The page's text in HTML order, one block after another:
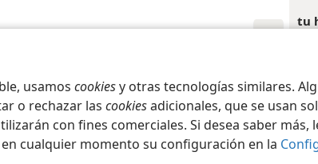
usamos cookiesy otras tecnologías similares.
o rechazar las cookiesadicionales, que se usan
con fines comerciales. Si desea saber más,
cualquier momento su configuración en la
tu
de
of Pennsylvania